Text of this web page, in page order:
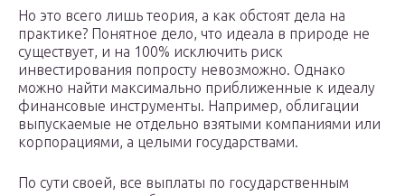
Но это всего лишь теория, а как обстоят дела на
практике? Понятное дело, что идеала в природе не
существует, и на 100% исключить риск
инвестирования попросту невозможно. Однако
можно найти максимально приближенные к идеалу
финансовые инструменты. Например, облигации
выпускаемые не отдельно взятыми компаниями или
корпорациями, а целыми государствами.
По сути своей, все выплаты по государственным